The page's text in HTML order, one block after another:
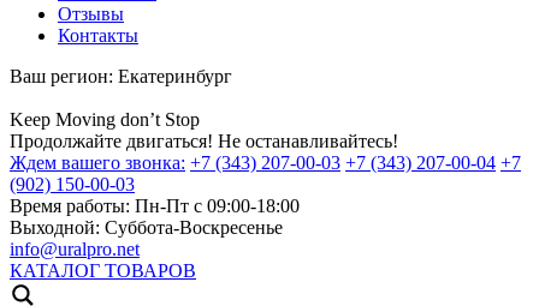
Отзывы
Контакты
Ваш регион: Екатеринбург
Keep Moving don’t Stop
Продолжайте двигаться! Не останавливайтесь!
Ждем вашего звонка: +7 (343) 207-00-03 +7 (343) 207-00-04 +7
(902) 150-00-03
Время работы: Пн-Пт с 09:00-18:00
Выходной: Суббота-Воскресенье
info@uralpro.net
КАТАЛОГ ТОВАРОВ